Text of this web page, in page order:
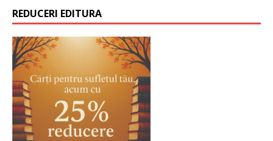
REDUCERI EDITURA